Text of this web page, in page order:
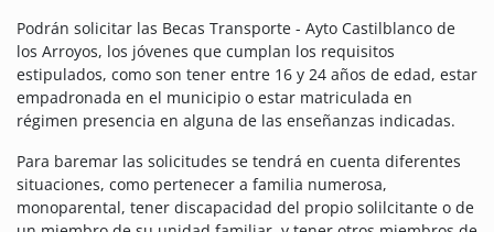
Podrán solicitar las Becas Transporte - Ayto Castilblanco de
los Arroyos, los jóvenes que cumplan los requisitos
estipulados, como son tener entre 16 y 24 años de edad, estar
empadronada en el municipio o estar matriculada en
régimen presencia en alguna de las enseñanzas indicadas.
Para baremar las solicitudes se tendrá en cuenta diferentes
situaciones, como pertenecer a familia numerosa,
monoparental, tener discapacidad del propio solilcitante o de